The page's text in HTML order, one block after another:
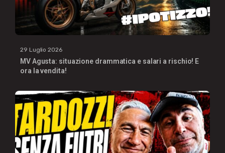
29 Luglio 2026
MV Agusta: situazione drammatica e salari a rischio! E
ora la vendita!